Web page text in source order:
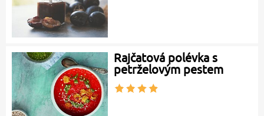
Rajčatová polévka s
petrželovým pestem